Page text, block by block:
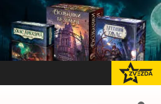
перейти